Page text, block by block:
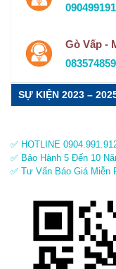
Gò Vấp -
SỰ KIỆN 2023 –
✅ HOTLINE
✅ Bảo Hành 5 Đến 10
✅ Tư Vấn Báo Giá Miễn